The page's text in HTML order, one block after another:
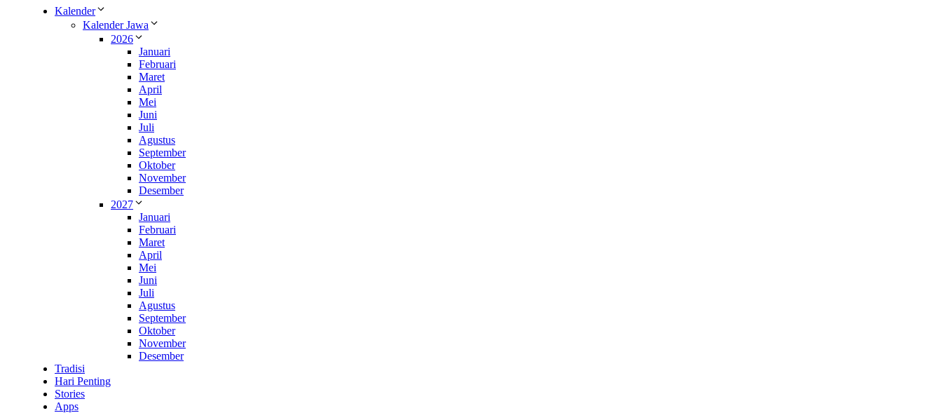
Kalender
Kalender Jawa
2026
Januari
Februari
Maret
April
Mei
Juni
Juli
Agustus
September
Oktober
November
Desember
2027
Januari
Februari
Maret
April
Mei
Juni
Juli
Agustus
September
Oktober
November
Desember
Tradisi
Hari Penting
Stories
Apps